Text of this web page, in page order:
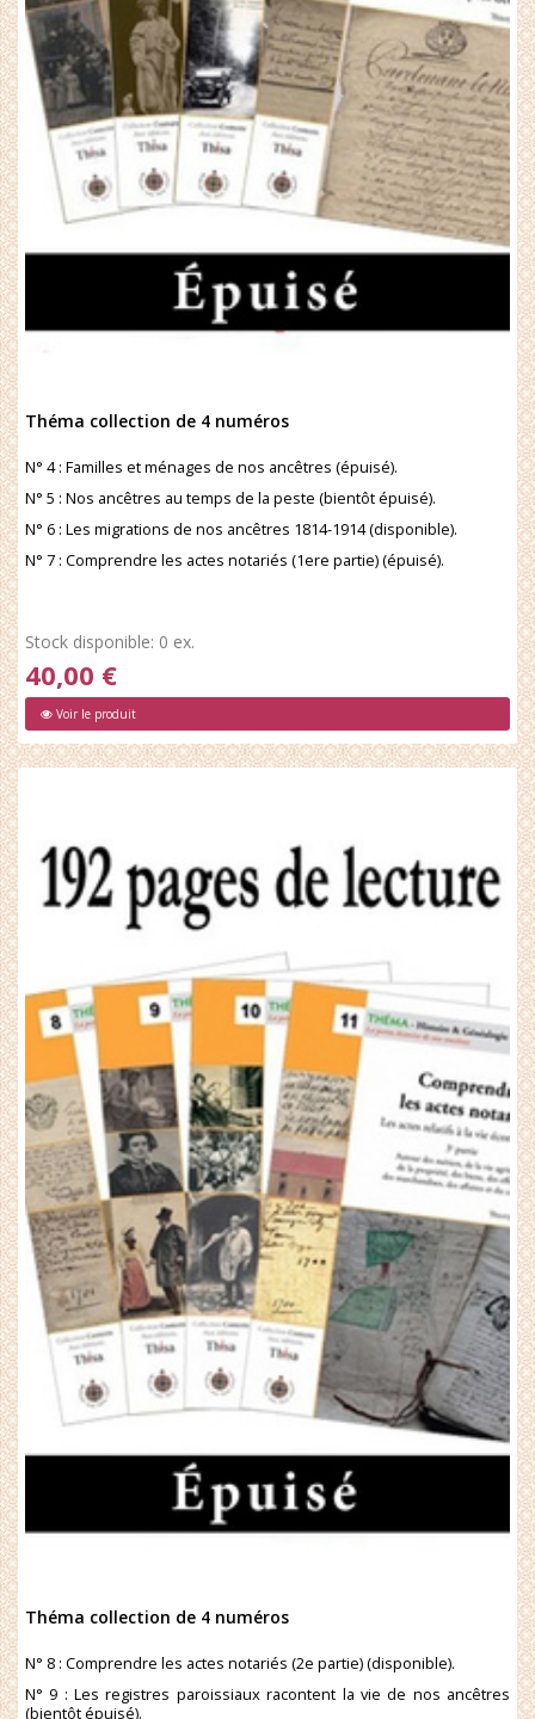
Théma collection de 4 numéros
N° 4 : Familles et ménages de nos ancêtres (épuisé).
N° 5 : Nos ancêtres au temps de la peste (bientôt épuisé).
N° 6 : Les migrations de nos ancêtres 1814-1914 (disponible).
N° 7 : Comprendre les actes notariés (1ere partie) (épuisé).
Stock disponible: 0 ex.
40,00 €
Voir le produit
Théma collection de 4 numéros
N° 8 : Comprendre les actes notariés (2e partie) (disponible).
N° 9 : Les registres paroissiaux racontent la vie de nos ancêtres
(bientôt épuisé).